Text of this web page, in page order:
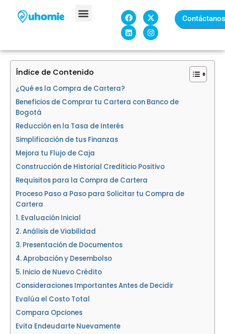
F
a
c
e
b
o
o
X
-
t
w
i
t
t
L
i
n
k
e
d
i
I
n
s
t
a
g
r
Índice de Contenido
¿Qué es la Compra de Cartera?
Beneficios de Comprar tu Cartera con Banco de
Bogotá
Reducción en la Tasa de Interés
Simplificación de tus Finanzas
Mejora tu Flujo de Caja
Construcción de Historial Crediticio Positivo
Requisitos para la Compra de Cartera
Proceso Paso a Paso para Solicitar tu Compra de
Cartera
1. Evaluación Inicial
2. Análisis de Viabilidad
3. Presentación de Documentos
4. Aprobación y Desembolso
5. Inicio de Nuevo Crédito
Consideraciones Importantes Antes de Decidir
Evalúa el Costo Total
Compara Opciones
Evita Endeudarte Nuevamente